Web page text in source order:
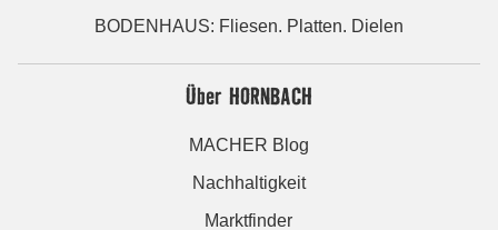
BODENHAUS: Fliesen. Platten. Dielen
Über HORNBACH
MACHER Blog
Nachhaltigkeit
Marktfinder